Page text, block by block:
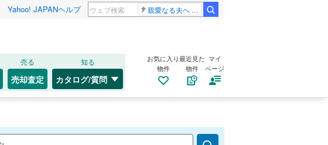
Yahoo! JAPANヘルプ 親愛なる夫へ 高島ファミリー
売る
売却査定
知る
カタログ/質問
お気に入り
物件
最近見た
物件
マイ
ページ